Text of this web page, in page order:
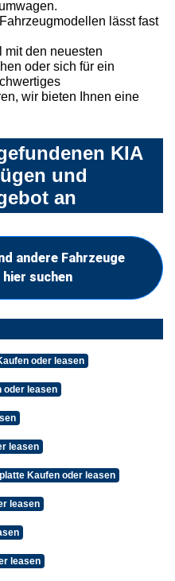
lässt fast
mit den neuesten
oder sich für ein
wir bieten Ihnen eine
KIA
und
an
andere Fahrzeuge
hier suchen
oder leasen
oder leasen
leasen
Kaufen oder leasen
leasen
leasen